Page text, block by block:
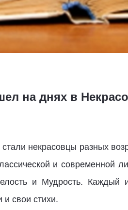
на днях в
стали некрасовцы разных
и современной
и Мудрость. Каждый
и свои стихи.